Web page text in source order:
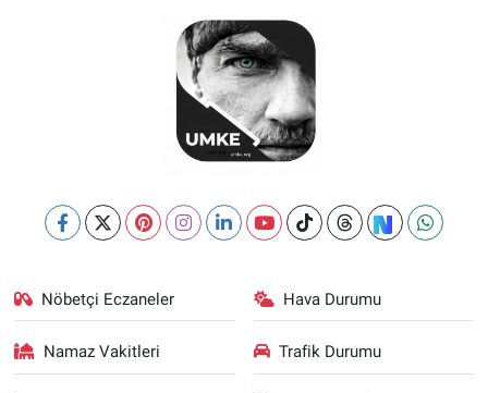
Nöbetçi Eczaneler Hava Durumu
Namaz Vakitleri Trafik Durumu